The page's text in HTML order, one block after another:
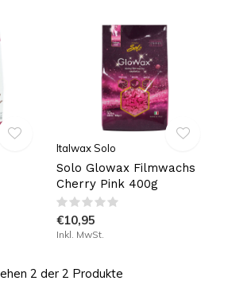
Italwax Solo
Solo Glowax Filmwachs
Cherry Pink 400g
€10,95
Inkl. MwSt.
2 der 2 Produkte